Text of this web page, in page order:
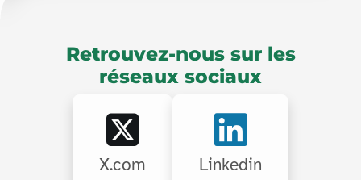
Retrouvez-nous sur les
réseaux sociaux
X.com Linkedin